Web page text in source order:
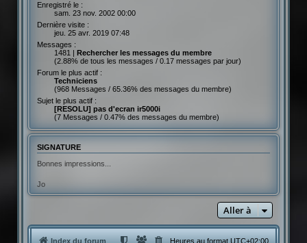
Enregistré le :
sam. 23 nov. 2002 00:00
Dernière visite :
jeu. 25 avr. 2019 07:48
Messages :
1481 | Rechercher les messages du membre
(2.88% de tous les messages / 0.17 messages par jour)
Forum le plus actif :
Techniciens
(968 Messages / 65.36% des messages du membre)
Sujet le plus actif :
[RESOLU] pas d'ecran ir5000i
(7 Messages / 0.47% des messages du membre)
SIGNATURE
Bonnes impressions...
Jo
Aller à
Index du forum Heures au formatUTC+02:00